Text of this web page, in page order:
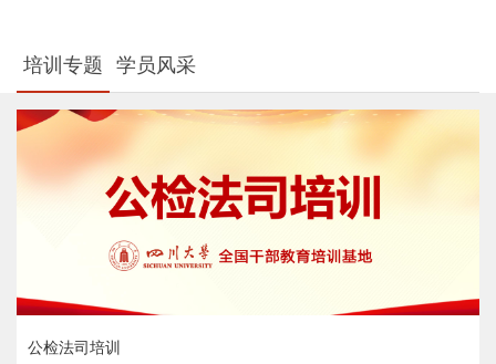
培训专题 学员风采
公检法司培训